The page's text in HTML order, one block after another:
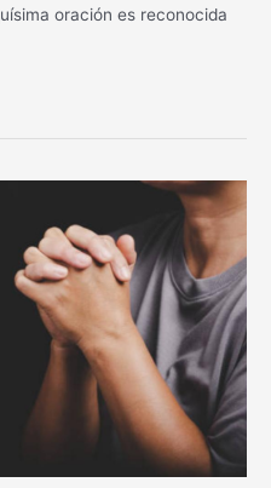
oración es reconocida